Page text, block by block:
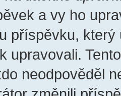
a vy ho
příspěvku,
upravovali.
neodpověděl